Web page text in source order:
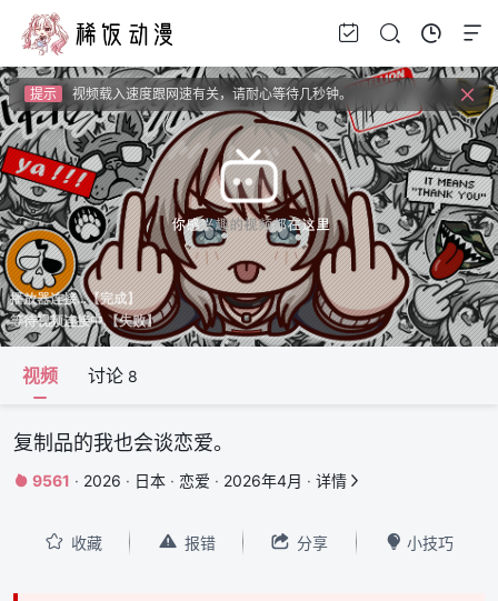
提示
如果无法播放请安装HEVC拓展，具体请百度
提示
提示
视频载入速度跟网速有关，请耐心等待几秒钟。
提示
如果无法播放请安装HEVC拓展，具体请百度
视频 讨论 8
复制品的我也会谈恋爱。
 9561 · 2026 · 日本 · 恋爱 · 2026年4月 · 详情 
 收藏  报错  分享  小技巧